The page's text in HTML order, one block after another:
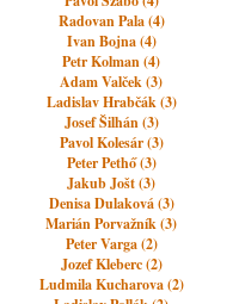
Radovan Pala (4)
Ivan Bojna (4)
Petr Kolman (4)
Adam Valček (3)
Ladislav Hrabčák (3)
Josef Šilhán (3)
Pavol Kolesár (3)
Peter Pethő (3)
Jakub Jošt (3)
Denisa Dulaková (3)
Marián Porvažník (3)
Peter Varga (2)
Jozef Kleberc (2)
Ludmila Kucharova (2)